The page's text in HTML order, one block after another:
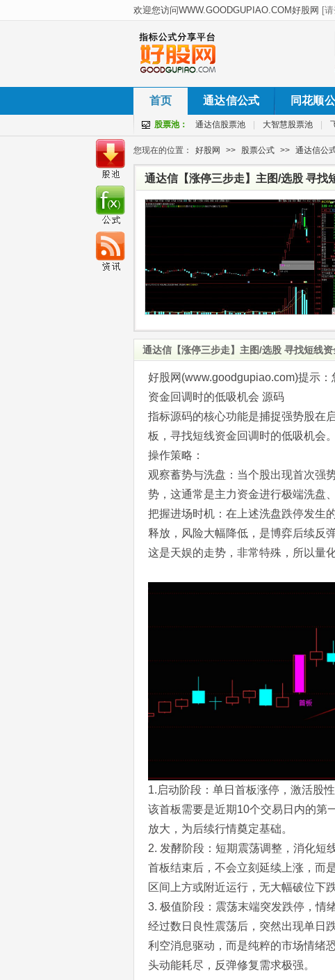
首页 通达信公式 同花顺
股票池： 通达信股票池 大智慧股票池
您现在的位置： 好股网 >> 股票公式 >> 通达信公
通达信【涨停三步走】主图/选股 寻找
通达信【涨停三步走】主图/选股 寻找短线
好股网(www.goodgupiao.com)提示
资金回调时的低吸机会 源码
指标源码的核心功能是捕捉强势股在
板，寻找短线资金回调时的低吸机会。
操作策略：
观察蓄势与洗盘：当个股出现首次强
势，这通常是主力资金进行极端洗盘
把握进场时机：在上述洗盘跌停发生
释放，风险大幅降低，是博弈后续反
这是天娱的走势，非常特殊，所以量
1.启动阶段：单日首板涨停，激活股性
该首板需要是近期10个交易日内的第
放大，为后续行情奠定基础。
2. 发酵阶段：短期震荡调整，消化短
首板结束后，不会立刻延续上涨，而
区间上方或附近运行，无大幅破位下
3. 极值阶段：震荡末端突发跌停，情
经过数日良性震荡后，突然出现单日
利空消息驱动，而是纯粹的市场情绪
头动能耗尽，反弹修复需求极强。